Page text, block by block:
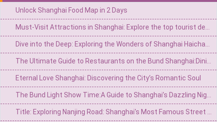
Unlock Shanghai Food Map in 2 Days
Eternal Love Shanghai: Discovering the City’s Romantic Soul